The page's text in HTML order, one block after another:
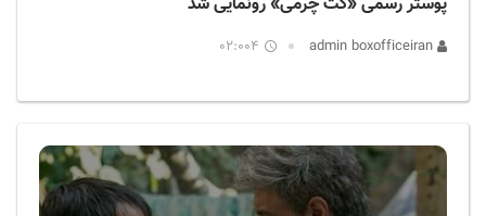
02:004